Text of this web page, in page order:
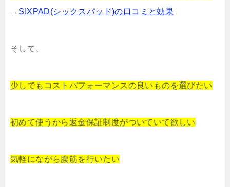
→ SIXPAD(シックスパッド)の口コミと効果
そして、
少しでもコストパフォーマンスの良いものを選びたい
初めて使うから返金保証制度がついていて欲しい
気軽にながら腹筋を行いたい